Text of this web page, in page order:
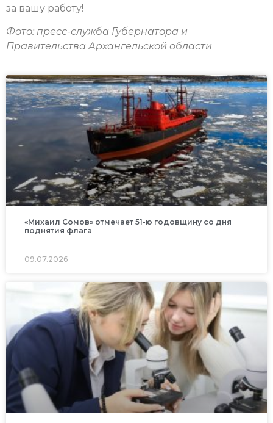
за вашу работу!
Фото: пресс-служба Губернатора и
Правительства Архангельской области
«Михаил Сомов» отмечает 51-ю годовщину со дня
поднятия флага
09.07.2026